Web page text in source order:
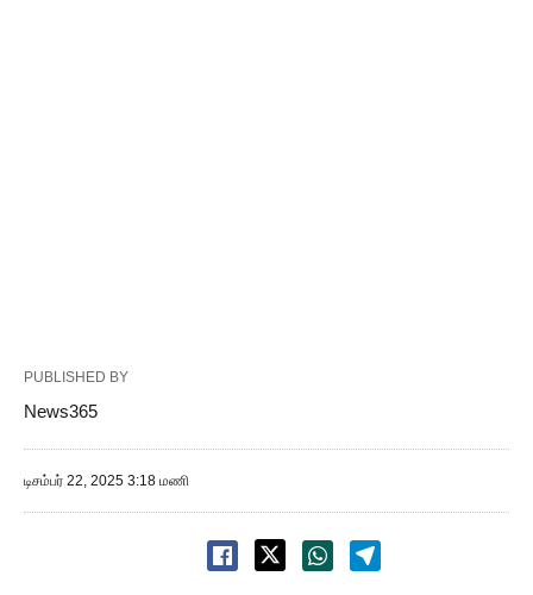
PUBLISHED BY
News365
டிசம்பர் 22, 2025 3:18 மணி